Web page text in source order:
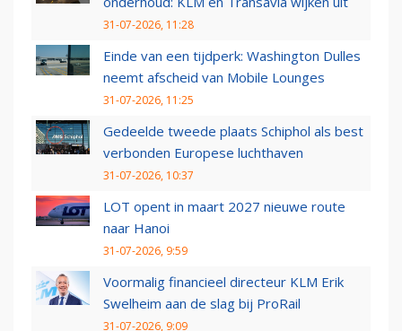
31-07-2026, 11:28
Einde van een tijdperk: Washington Dulles
neemt afscheid van Mobile Lounges
31-07-2026, 11:25
Gedeelde tweede plaats Schiphol als best
verbonden Europese luchthaven
31-07-2026, 10:37
LOT opent in maart 2027 nieuwe route
naar Hanoi
31-07-2026, 9:59
Voormalig financieel directeur KLM Erik
Swelheim aan de slag bij ProRail
31-07-2026, 9:09